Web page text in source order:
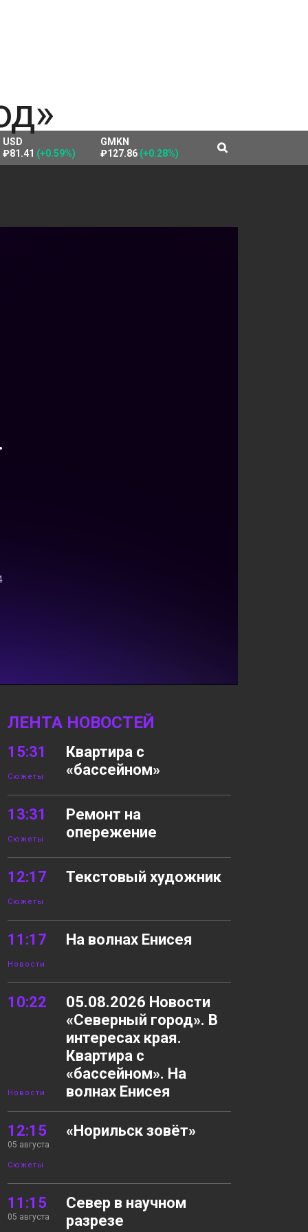
USD
₽81.41 (+0.59%)
GMKN
₽127.86 (+0.28%)
ЛЕНТА НОВОСТЕЙ
15:31
Сюжеты
Квартира с
«бассейном»
13:31
Сюжеты
Ремонт на
опережение
12:17
Сюжеты
Текстовый художник
11:17
Новости
На волнах Енисея
10:22
Новости
05.08.2026 Новости
«Северный город». В
интересах края.
Квартира с
«бассейном». На
волнах Енисея
12:15
05 августа
Сюжеты
«Норильск зовёт»
11:15
05 августа
Север в научном
разрезе